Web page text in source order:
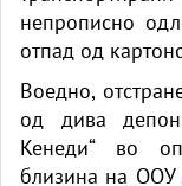
непрописно
отпад од
Воедно,
од дива
Кенеди“ во
близина на ООУ